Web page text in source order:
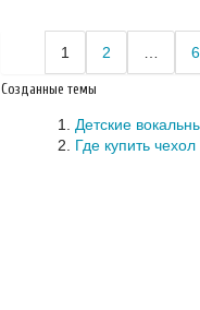
1 2 6
Созданные темы
Детские
Где купить